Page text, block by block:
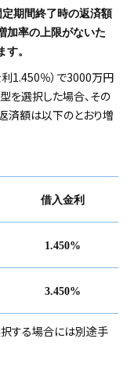
定期間終了時の返済額
加率の上限がないた
。
1.450％）で3000万円
を選択した場合、その
済額は以下のとおり増
借入金利
1.450%
3.450%
する場合には別途手